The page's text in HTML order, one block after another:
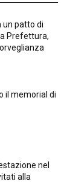
un patto di
Prefettura,
il memorial di
nel
alla